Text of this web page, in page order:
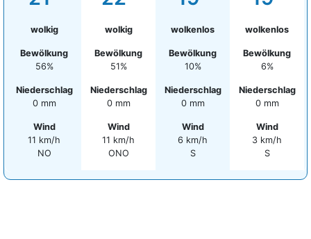
wolkig
Bewölkung
56%
Niederschlag
0 mm
Wind
11 km/h
NO
wolkig
Bewölkung
51%
Niederschlag
0 mm
Wind
11 km/h
ONO
wolkenlos
Bewölkung
10%
Niederschlag
0 mm
Wind
6 km/h
S
wolkenlos
Bewölkung
6%
Niederschlag
0 mm
Wind
3 km/h
S